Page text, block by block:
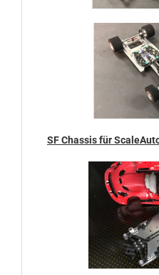
SF Chassis für